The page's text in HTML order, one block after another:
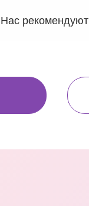
Нас рекомендуют